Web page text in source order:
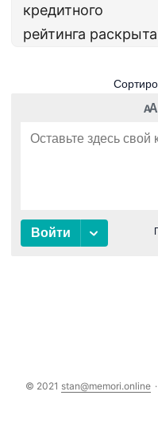
кредитного
рейтинга раскрыта
© 2021 stan@memori.online ·